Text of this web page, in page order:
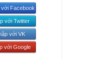
Facebook
với Twitter
với VK
với Google